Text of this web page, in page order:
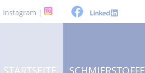
STARTSEITE SCHMIERSTOFFE
Instagram |